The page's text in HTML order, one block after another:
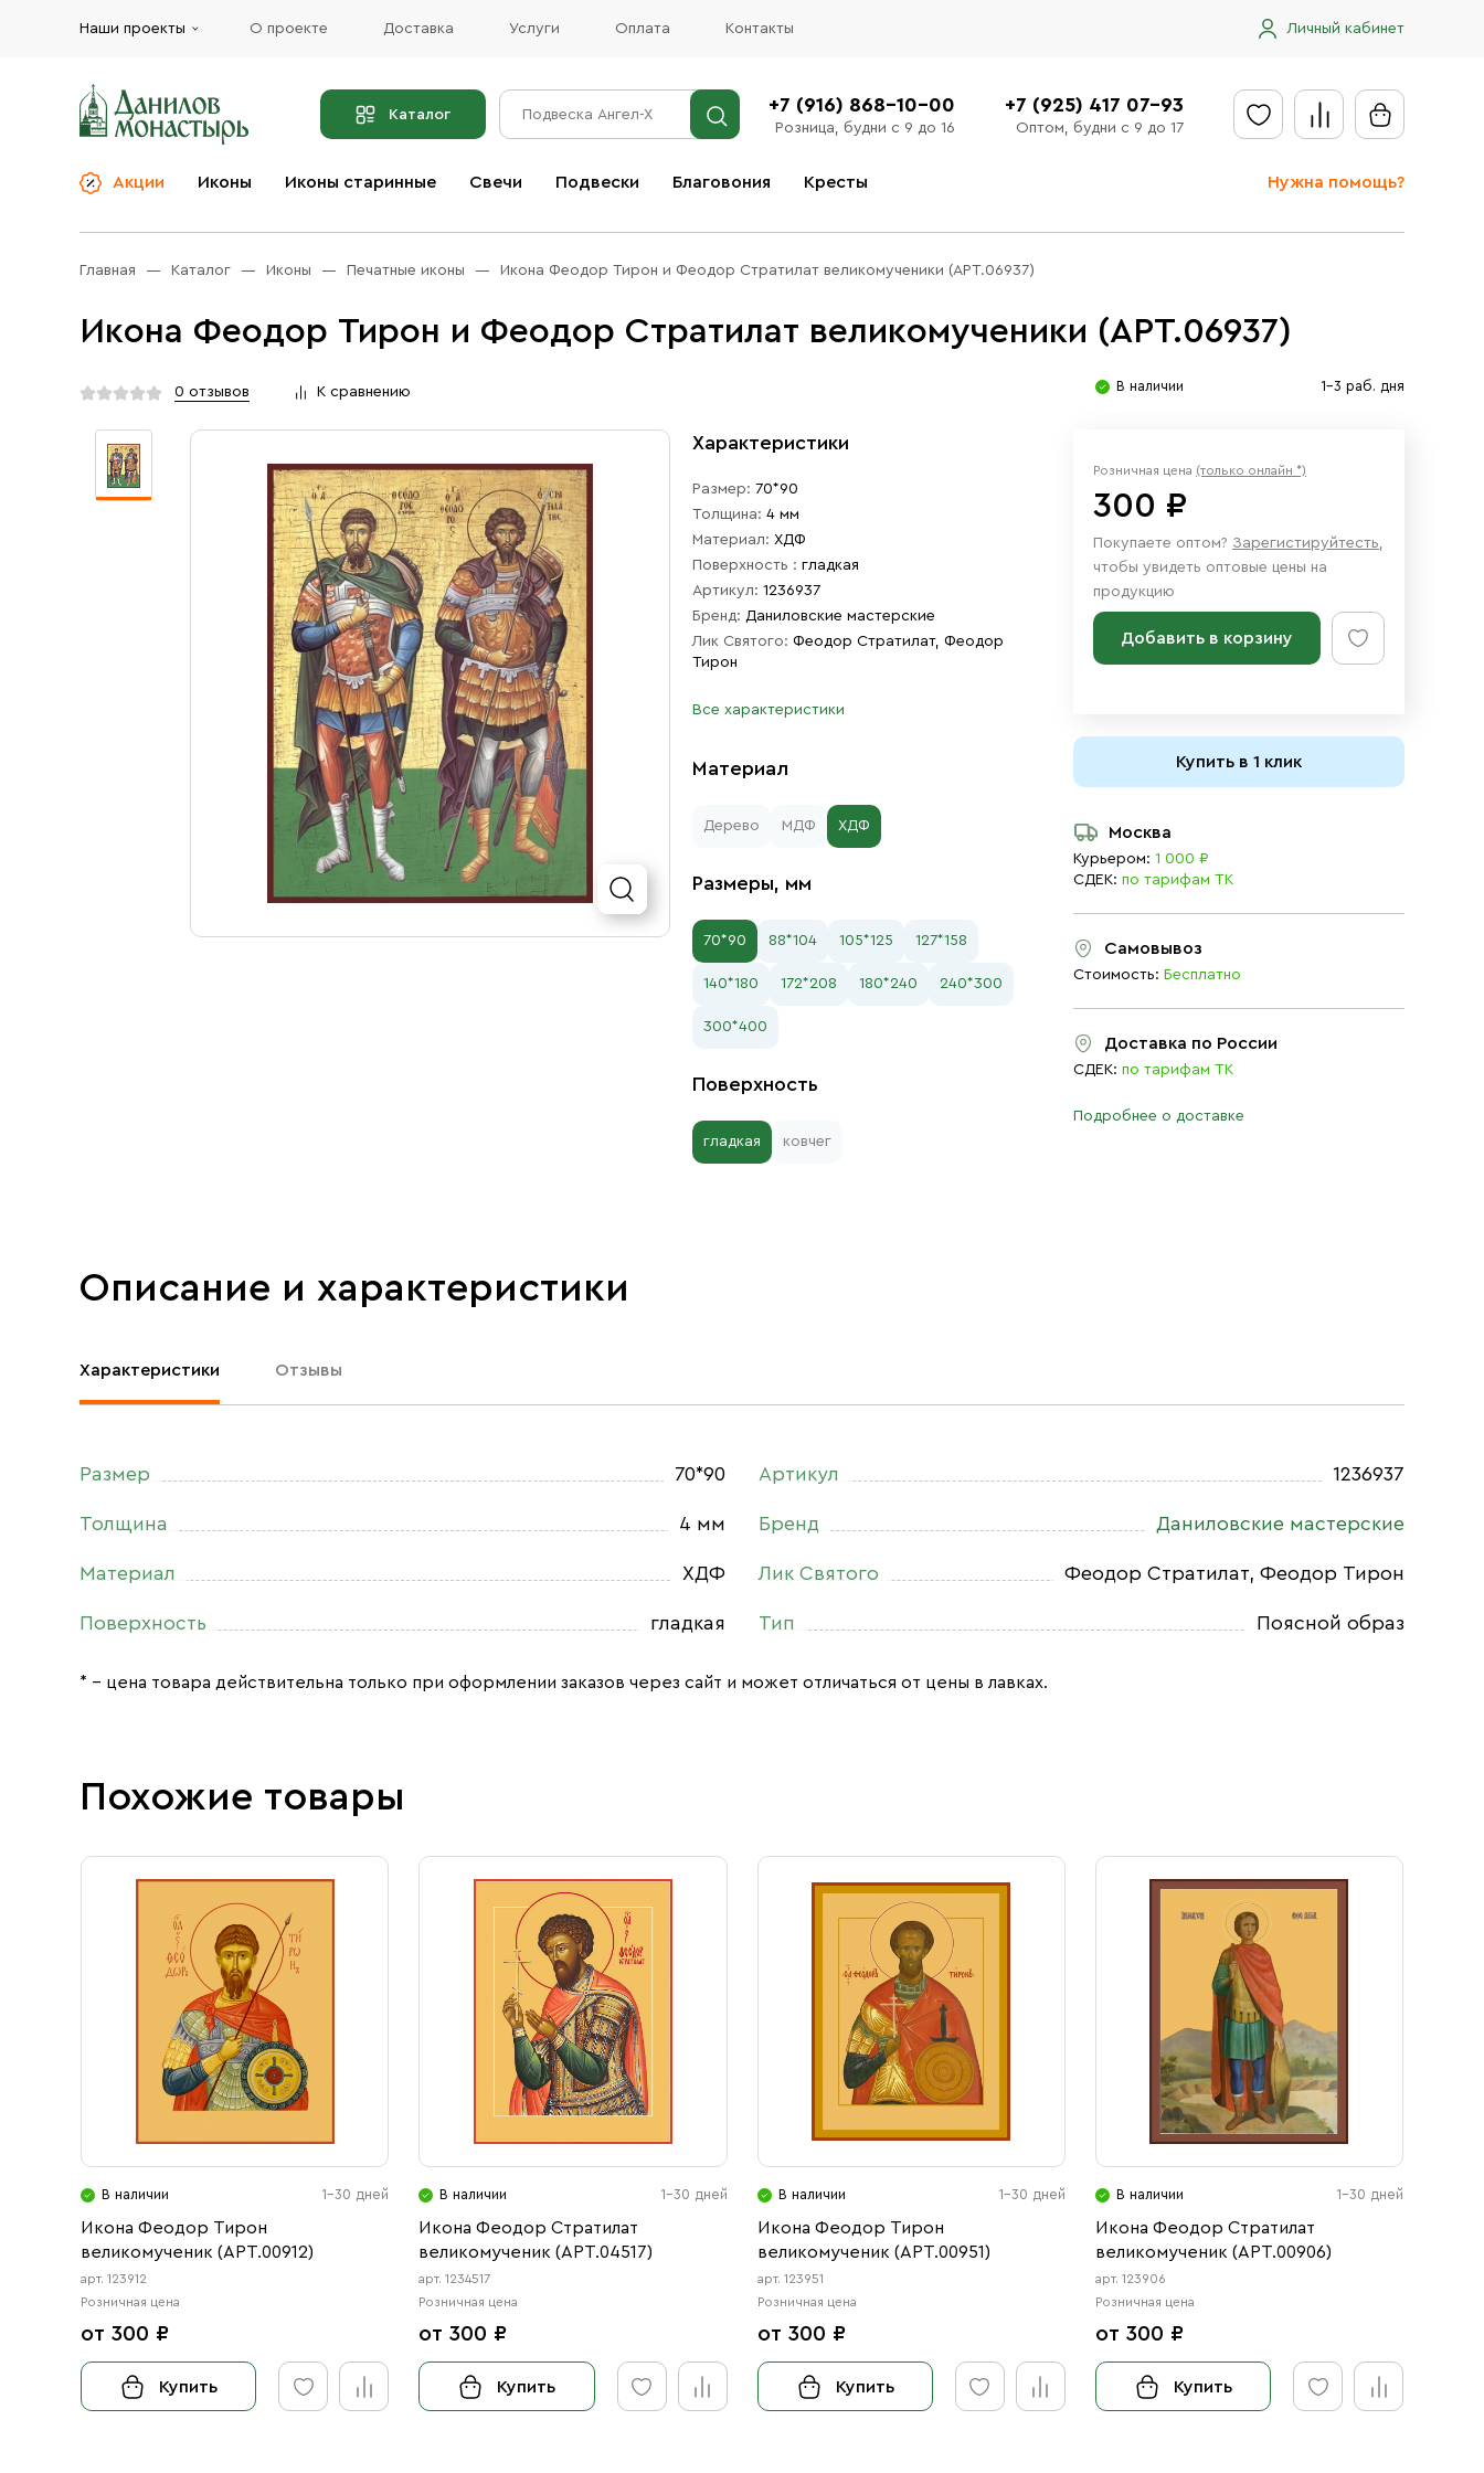
Наши проекты О проекте Доставка Услуги Оплата Контакты Личный кабинет
Каталог +7 (916) 868-10-00
Розница, будни с 9 до 16
+7 (925) 417 07-93
Оптом, будни с 9 до 17
Акции Иконы Иконы старинные Свечи Подвески Благовония Кресты Нужна помощь?
Отправить заявку
Доставка в регионы
Церковная утварь
Иконы
Ювелирные изделия
Бренды
Услуги
Главная Каталог Иконы Печатные иконы Икона Феодор Тирон и Феодор Стратилат великомученики (АРТ.06937)
Икона Феодор Тирон и Феодор Стратилат великомученики (АРТ.06937)
0 отзывов К сравнению В наличии 1-3 раб. дня
Характеристики
Размер: 70*90
Толщина: 4 мм
Материал: ХДФ
Поверхность : гладкая
Артикул: 1236937
Бренд: Даниловские мастерские
Лик Святого: Феодор Стратилат, Феодор
Тирон
Все характеристики
Материал
Дерево МДФ ХДФ
Размеры, мм
70*90 88*104 105*125 127*158
140*180 172*208 180*240 240*300
300*400
Поверхность
гладкая ковчег
Розничная цена (только онлайн *)
300 ₽
Покупаете оптом? Зарегистируйтесть,
чтобы увидеть оптовые цены на
продукцию
Добавить в корзину
Купить в 1 клик
Москва
Курьером: 1 000 ₽
СДЕК: по тарифам ТК
Самовывоз
Стоимость: Бесплатно
Доставка по России
СДЕК: по тарифам ТК
Подробнее о доставке
Описание и характеристики
Характеристики Отзывы
Размер 70*90
Толщина 4 мм
Материал ХДФ
Поверхность гладкая
Артикул 1236937
Бренд Даниловские мастерские
Лик Святого Феодор Стратилат, Феодор Тирон
Тип Поясной образ
* – цена товара действительна только при оформлении заказов через сайт и может отличаться от цены в лавках.
Похожие товары
В наличии 1-30 дней
Икона Феодор Тирон
великомученик (АРТ.00912)
арт. 123912
Розничная цена
от 300 ₽
Купить
В наличии 1-30 дней
Икона Феодор Стратилат
великомученик (АРТ.04517)
арт. 1234517
Розничная цена
от 300 ₽
Купить
В наличии 1-30 дней
Икона Феодор Тирон
великомученик (АРТ.00951)
арт. 123951
Розничная цена
от 300 ₽
Купить
В наличии 1-30 дней
Икона Феодор Стратилат
великомученик (АРТ.00906)
арт. 123906
Розничная цена
от 300 ₽
Купить